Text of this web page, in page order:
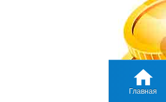
Главная